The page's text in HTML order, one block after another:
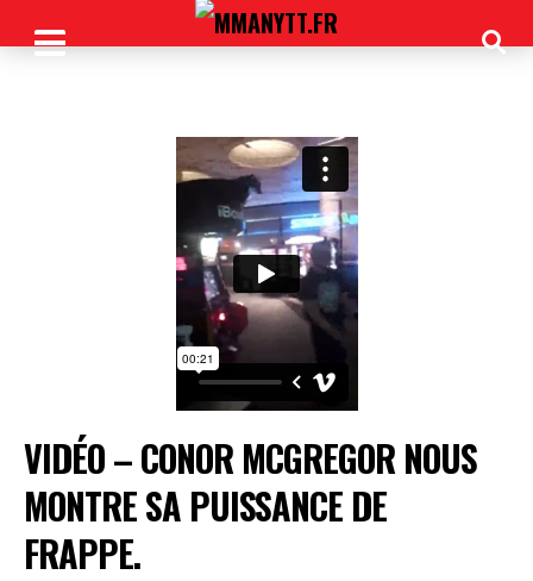
VIDÉO – CONOR MCGREGOR NOUS
MONTRE SA PUISSANCE DE
FRAPPE.